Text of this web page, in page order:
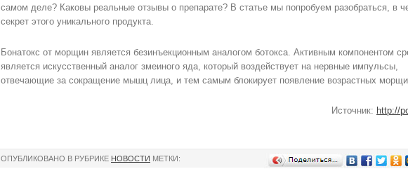
самом деле? Каковы реальные отзывы о препарате? В статье мы попробуем разобраться, в
секрет этого уникального продукта.
Бонатокс от морщин является безинъекционным аналогом ботокса. Активным компонентом
является искусственный аналог змеиного яда, который воздействует на нервные импульсы,
отвечающие за сокращение мышц лица, и тем самым блокирует появление возрастных
Источник: http://
ОПУБЛИКОВАНО В РУБРИКЕ НОВОСТИ МЕТКИ: